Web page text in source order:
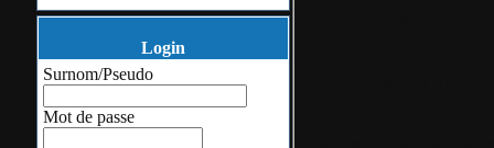
Login
Surnom/Pseudo
Mot de passe